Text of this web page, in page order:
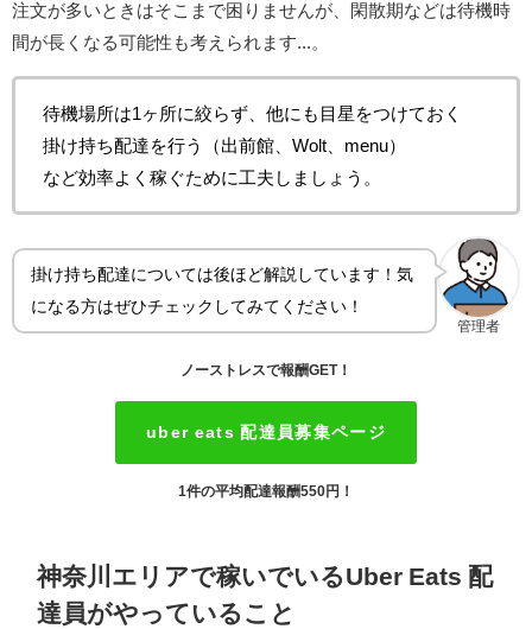
注文が多いときはそこまで困りませんが、閑散期などは待機時
間が長くなる可能性も考えられます...。
待機場所は1ヶ所に絞らず、他にも目星をつけておく
掛け持ち配達を行う（出前館、Wolt、menu）
など効率よく稼ぐために工夫しましょう。
管理者
掛け持ち配達については後ほど解説しています！気
になる方はぜひチェックしてみてください！
ノーストレスで報酬GET！
uber eats 配達員募集ページ
1件の平均配達報酬550円！
神奈川エリアで稼いでいるUber Eats 配
達員がやっていること